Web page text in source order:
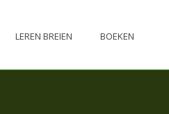
LEREN BREIEN BOEKEN